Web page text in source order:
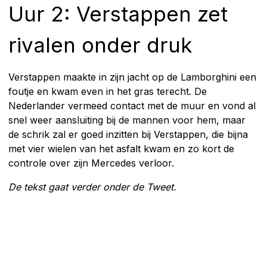
Uur 2: Verstappen zet
rivalen onder druk
Verstappen maakte in zijn jacht op de Lamborghini een
foutje en kwam even in het gras terecht. De
Nederlander vermeed contact met de muur en vond al
snel weer aansluiting bij de mannen voor hem, maar
de schrik zal er goed inzitten bij Verstappen, die bijna
met vier wielen van het asfalt kwam en zo kort de
controle over zijn Mercedes verloor.
De tekst gaat verder onder de Tweet.